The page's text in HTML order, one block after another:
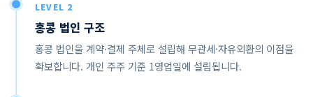
LEVEL 2
홍콩 법인 구조
홍콩 법인을 계약·결제 주체로 설립해 무관세·자유외환의 이점을
확보합니다. 개인 주주 기준 1영업일에 설립됩니다.